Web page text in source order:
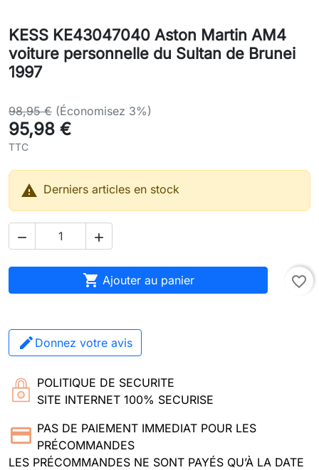
KESS KE43047040 Aston Martin AM4
voiture personnelle du Sultan de Brunei
1997
98,95 € (Économisez 3%)
95,98 €
TTC
 Derniers articles en stock
 
 Ajouter au panier favorite_border
Donnez votre avis
POLITIQUE DE SECURITE
SITE INTERNET 100% SECURISE
PAS DE PAIEMENT IMMEDIAT POUR LES
PRÉCOMMANDES
LES PRÉCOMMANDES NE SONT PAYÉS QU’À LA DATE